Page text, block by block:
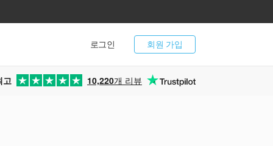
회원 가입
로그인
고 10,220개 리뷰